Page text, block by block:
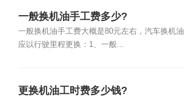
一般换机油手工费多少?
一般换机油手工费大概是80元左右，汽车换机油
应以行驶里程更换：1、一般...
更换机油工时费多少钱?